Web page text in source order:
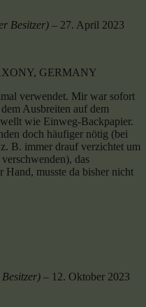
Besitzer) – 27. April 2023
verwendet. Mir war sofort
Ausbreiten auf dem
wie Einweg-Backpapier.
doch häufiger nötig (bei
B. immer drauf verzichtet um
das
Hand, musste da bisher nicht
– 12. Oktober 2023